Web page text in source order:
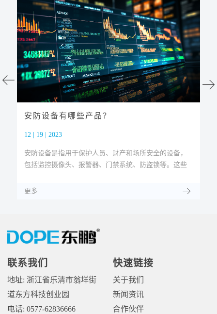
安防设备有哪些产品？
12 | 19 | 2023
安防设备是指用于保护人员、财产和场所安全的设备，
包括监控摄像头、报警器、门禁系统、防盗锁等。这些
能力，减少安全事故的发生。安防是指安...
更多
联系我们
地址: 浙江省乐清市翁垟街
道东方科技创业园
电话: 0577-62836666
快速链接
关于我们
新闻资讯
合作伙伴